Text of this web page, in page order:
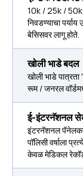
10k / 25k / 50k
निवडण्याचा
बेसिसवर लागू होते.
खोली भाडे बदल
खोली भाडे
रूम / जनरल
ई-इंटरनॅशनल
इंटरनॅशनल
पॉलिसी वर्षाला
केवळ मेडिकल